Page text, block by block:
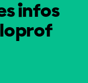
infos